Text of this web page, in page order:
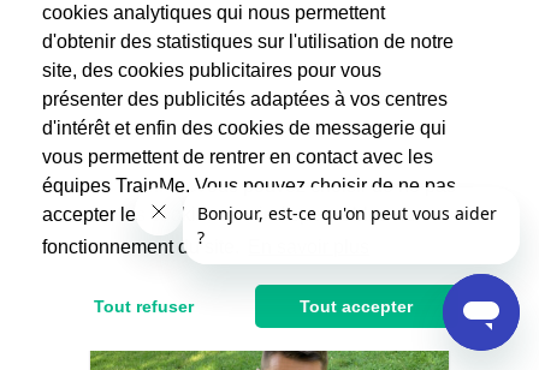
Prépa physique
(17 avis)
Hello, Vous êtes à la recherche d'un coach
sportif motivé, compétent et dynamique ?
Ne...
60€ 30€
Après réduction d'impôts
cookies analytiques qui nous permettent
d'obtenir des statistiques sur l'utilisation de notre
site, des cookies publicitaires pour vous
présenter des publicités adaptées à vos centres
d'intérêt et enfin des cookies de messagerie qui
vous permettent de rentrer en contact avec les
équipes TrainMe. Vous pouvez choisir de ne pas
accepter les cookies non indispensables au
fonctionnement du site.
Tout refuser Tout accepter